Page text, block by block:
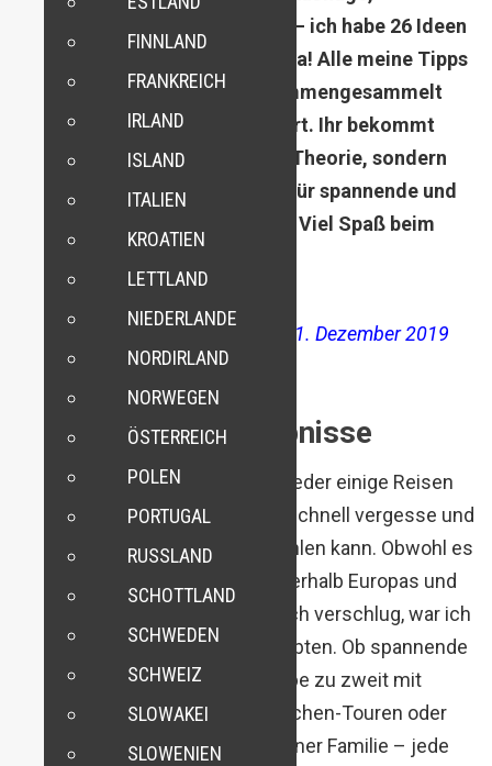
Städtetrips oder Tagestouren – ich habe 26 Ideen
für eure nächste Reise in Europa! Alle meine Tipps
habe ich im letzten Jahr zusammengesammelt
und auch persönlich ausprobiert. Ihr bekommt
also mit diesem Beitrag keine Theorie, sondern
echte praktische Anregungen für spannende und
erholsame Tage in der Welt. 🙂 Viel Spaß beim
Dieser Artikel wurde zuletzt am 31. Dezember 2019
aktualisiert.
Intensive Reiseerlebnisse
Das Jahr 2018 hatte für mich wieder einige Reisen
auf Lager, die ich wohl nicht so schnell vergesse und
die ich euch wärmstens empfehlen kann. Obwohl es
mich „nur“ zu Destinationen innerhalb Europas und
in meinem Heimatland Österreich verschlug, war ich
vollends zufrieden mit dem Erlebten. Ob spannende
Trips alleine, romantische Urlaube zu zweit mit
meiner Freundin, intensive Burschen-Touren oder
erlebnisreiche Ausflüge mit meiner Familie – jede
FINNLAND
FRANKREICH
IRLAND
ISLAND
ITALIEN
KROATIEN
LETTLAND
NIEDERLANDE
NORDIRLAND
NORWEGEN
ÖSTERREICH
POLEN
PORTUGAL
RUSSLAND
SCHOTTLAND
SCHWEDEN
SCHWEIZ
SLOWAKEI
SLOWENIEN